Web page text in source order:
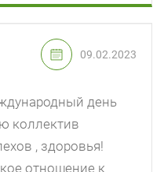
09.02.2023
день
коллектив
, здоровья!
отношение к